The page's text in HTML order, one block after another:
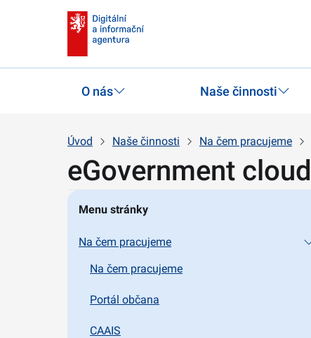
O nás Naše činnosti
Úvod Naše činnosti Na čem pracujeme
eGovernment cloud
Menu stránky
Na čem pracujeme
Na čem pracujeme
Portál občana
CAAIS